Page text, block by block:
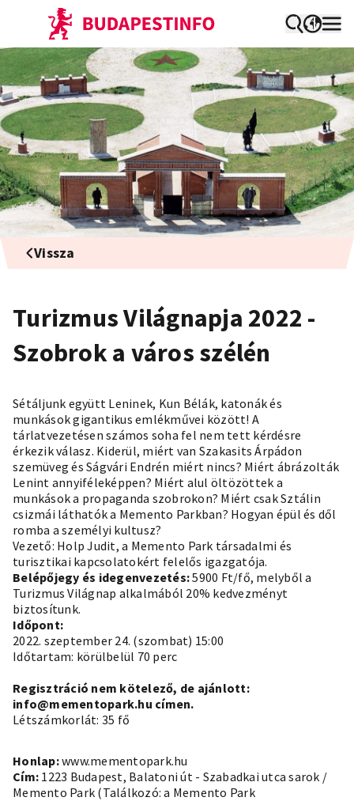
Vissza
Turizmus Világnapja 2022 -
Szobrok a város szélén
Sétáljunk együtt Leninek, Kun Bélák, katonák és
munkások gigantikus emlékművei között! A
tárlatvezetésen számos soha fel nem tett kérdésre
érkezik válasz. Kiderül, miért van Szakasits Árpádon
szemüveg és Ságvári Endrén miért nincs? Miért ábrázolták
Lenint annyiféleképpen? Miért alul öltözöttek a
munkások a propaganda szobrokon? Miért csak Sztálin
csizmái láthatók a Memento Parkban? Hogyan épül és dől
romba a személyi kultusz?
Vezető: Holp Judit, a Memento Park társadalmi és
turisztikai kapcsolatokért felelős igazgatója.
Belépőjegy és idegenvezetés:5900 Ft/fő, melyből a
Turizmus Világnap alkalmából 20% kedvezményt
biztosítunk.
Időpont:
2022. szeptember 24. (szombat) 15:00
Időtartam: körülbelül 70 perc
Regisztráció nem kötelező, de ajánlott:
info@mementopark.hu címen.
Létszámkorlát: 35 fő
Honlap:www.mementopark.hu
Cím: 1223 Budapest, Balatoni út - Szabadkai utca sarok /
Memento Park (Találkozó: a Memento Park